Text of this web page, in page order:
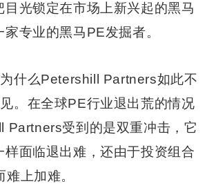
目光锁定在市场上新兴起的黑马
专业的黑马PE发掘者。
什么Petershill Partners如此不
。在全球PE行业退出荒的情况
Partners受到的是双重冲击，它
样面临退出难，还由于投资组合
上加难。